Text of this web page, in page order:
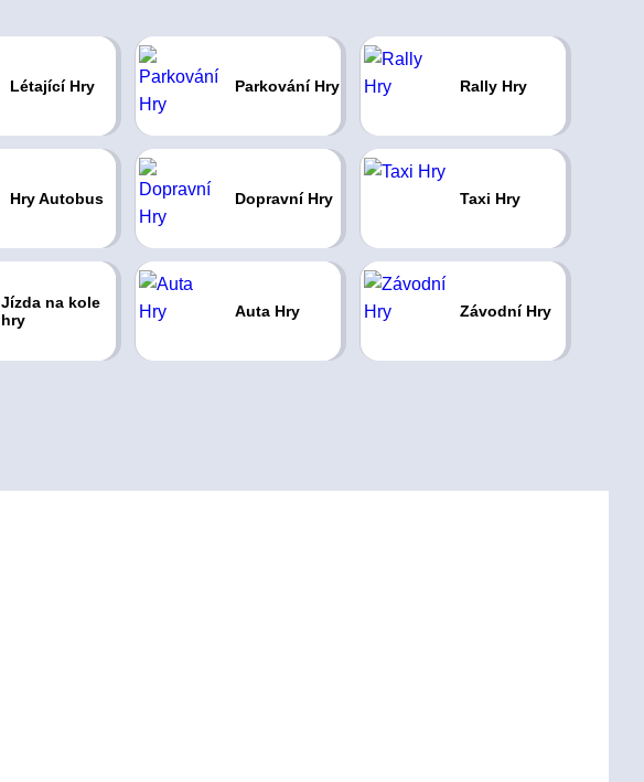
Létající Hry Parkování Hry Rally Hry
Hry Autobus Dopravní Hry Taxi Hry
Jízda na kole
hry
Auta Hry Závodní Hry